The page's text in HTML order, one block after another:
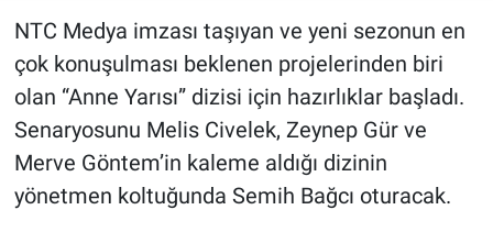
NTC Medya imzası taşıyan ve yeni sezonun en
çok konuşulması beklenen projelerinden biri
olan “Anne Yarısı” dizisi için hazırlıklar başladı.
Senaryosunu Melis Civelek, Zeynep Gür ve
Merve Göntem’in kaleme aldığı dizinin
yönetmen koltuğunda Semih Bağcı oturacak.